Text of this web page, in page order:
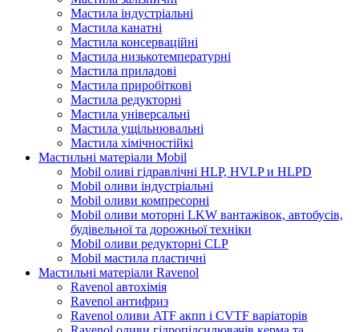
Мастила індустріальні
Мастила канатні
Мастила консерваційні
Мастила низькотемпературні
Мастила приладові
Мастила приробіткові
Мастила редукторні
Мастила універсальні
Мастила ущільнювальні
Мастила хімічностійкі
Мастильні матеріали Mobil
Mobil оливі гідравлічні HLP, HVLP и HLPD
Mobil оливи індустріальні
Mobil оливи компресорні
Mobil оливи моторні LKW вантажівок, автобусів,
будівельної та дорожньої техніки
Mobil оливи редукторні CLP
Mobil мастила пластичні
Мастильні матеріали Ravenol
Ravenol автохімія
Ravenol антифриз
Ravenol оливи ATF акпп і CVTF варіаторів